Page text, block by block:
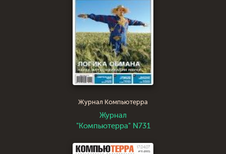
Журнал Компьютерра
Журнал
"Компьютерра" N731